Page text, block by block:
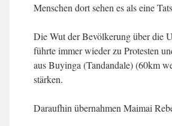
Menschen dort sehen es als eine
Die Wut der Bevölkerung über die
führte immer wieder zu Protesten
aus Buyinga (Tandan­dale) (60km
stärken.
Daraufhin über­nahmen Maimai